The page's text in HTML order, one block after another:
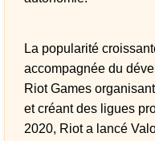
La popularité
accompagnée du
Riot Games
et créant des ligues
2020, Riot a lancé